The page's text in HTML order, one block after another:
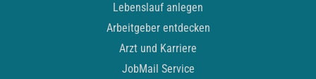
Lebenslauf anlegen
Arbeitgeber entdecken
Arzt und Karriere
JobMail Service